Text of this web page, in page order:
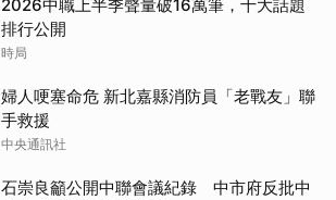
2026中職上半季聲量破16萬筆，十大話題
排行公開
時局
婦人哽塞命危 新北嘉縣消防員「老戰友」聯
手救援
中央通訊社
石崇良籲公開中聯會議紀錄 中市府反批中